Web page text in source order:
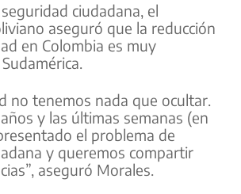
ciudadana, el
aseguró que la reducción
en Colombia es muy
no tenemos nada que ocultar.
y las últimas semanas (en
el problema de
y queremos compartir
aseguró Morales.